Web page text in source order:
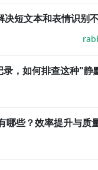
短文本和表情识别
，如何排查这种"静
些？效率提升与质